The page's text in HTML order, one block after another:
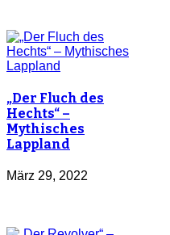
„Der Fluch des
Hechts“ –
Mythisches
Lappland
März 29, 2022